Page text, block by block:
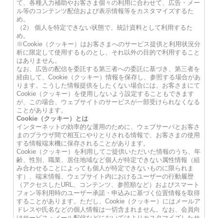
て、各種入力補助やお客さま個々の利用に合わせて、広告・メー
ル等のコンテンツ配信および表示情報等をカスタマイズするた
め。
（2） 個人を特定できない状態で、統計資料として利用するた
め。
※Cookie（クッキー）はお客さまへのサービス提供と利用状況分
析に限定して使用するものとし、それ以外の目的で利用すること
はありません。
なお、広告の配信を委託する第三者への委託に基づき、第三者を
経由して、Cookie（クッキー）情報を保存し、参照する場合があ
ります。こうした情報提供をしたくない場合には、お客さまにて
Cookie（クッキー）を使用しないよう設定することもできます
が、この場合、ウェブサイトのサービスが一部受けられなくなる
ことがあります。
Cookie（クッキー）とは
インターネットの効率的な運用のために、ウェブサーバとお客さ
まのブラウザ間で相互にやりとりされる情報で、お客さまの使用
する情報端末機に保存されることがあります。
Cookie（クッキー）を利用してご提供いただいた情報のうち、年
齢、性別、職業、居住地域など個人が特定できない属性情報（組
み合わせることによっても個人が特定できないものに限られま
す）、端末情報、ウェブサイト内におけるユーザーの行動履歴
（アクセスしたURL、コンテンツ、参照順など）およびスマート
フォン等利用時のユーザー承諾・申込みに基づく位置情報を取得
することがあります。ただし、Cookie（クッキー）にはメールア
ドレスや氏名などの個人情報は一切含まれません。なお、会員向